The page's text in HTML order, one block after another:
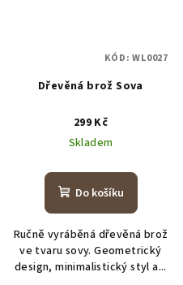
Dřevěná brož Sova
299 Kč
Skladem
Do košíku
Ručně vyráběná dřevěná brož
ve tvaru sovy. Geometrický
design, minimalistický styl a...
KÓD:WL0027